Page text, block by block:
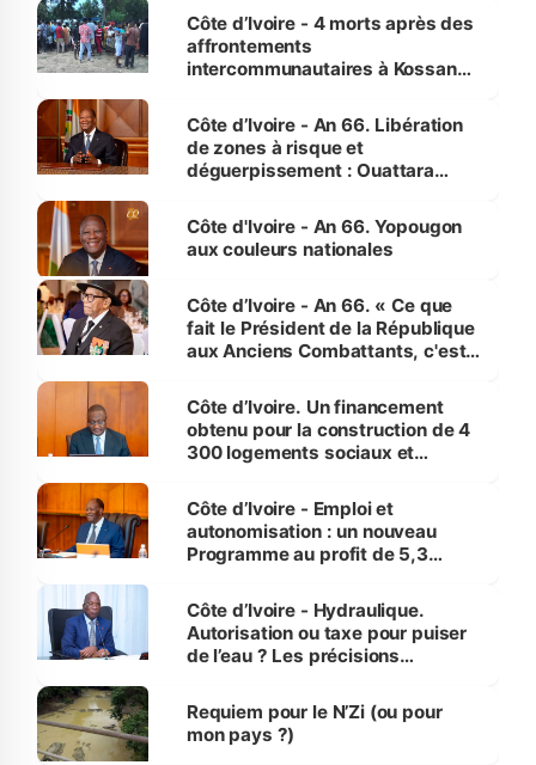
générations futures »
Côte d’Ivoire - 4 morts après des
affrontements
intercommunautaires à Kossandji
milieu des sinistrés
Côte d’Ivoire - An 66. Libération
de zones à risque et
déguerpissement : Ouattara
l'Etat de droit pour préserver les
vies humaines »
Côte d'Ivoire - An 66. Yopougon
aux couleurs nationales
Côte d’Ivoire - An 66. « Ce que
fait le Président de la République
aux Anciens Combattants, c'est
Côte d’Ivoire. Un financement
obtenu pour la construction de 4
300 logements sociaux et
et Yamoussoukro
Côte d’Ivoire - Emploi et
autonomisation : un nouveau
Programme au profit de 5,3
Côte d’Ivoire - Hydraulique.
Autorisation ou taxe pour puiser
de l’eau ? Les précisions
Requiem pour le N’Zi (ou pour
mon pays ?)